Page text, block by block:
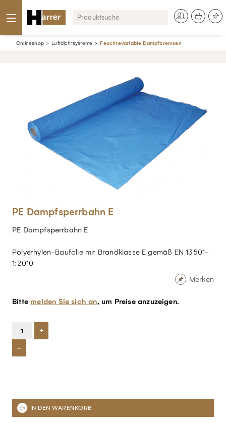
Onlineshop Luftdichtsysteme Feuchtevariable Dampfbremsen
PE Dampfsperrbahn E
PE Dampfsperrbahn E
Polyethylen-Baufolie mit Brandklasse E gemäß EN 13501-
1:2010
Merken
Bitte melden Sie sich an, um Preise anzuzeigen.
+
-